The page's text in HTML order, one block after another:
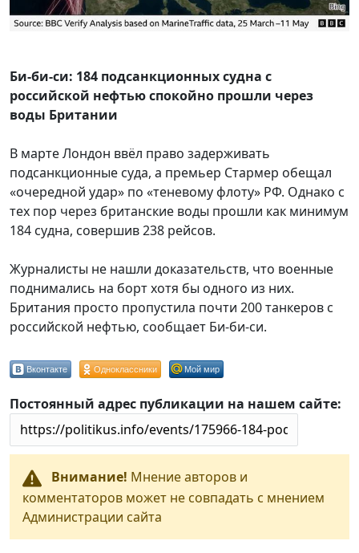
Би-би-си: 184 подсанкционных судна с
российской нефтью спокойно прошли через
воды Британии
В марте Лондон ввёл право задерживать
подсанкционные суда, а премьер Стармер обещал
«очередной удар» по «теневому флоту» РФ. Однако с
тех пор через британские воды прошли как минимум
184 судна, совершив 238 рейсов.
Журналисты не нашли доказательств, что военные
поднимались на борт хотя бы одного из них.
Британия просто пропустила почти 200 танкеров с
российской нефтью, сообщает Би-би-си.
Вконтакте Одноклассники Мой мир
Постоянный адрес публикации на нашем сайте:
Внимание! Мнение авторов и
комментаторов может не совпадать с мнением
Администрации сайта